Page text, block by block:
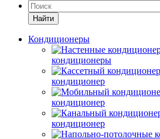
Кондиционеры
кондиционеры
кондиционер
кондиционер
кондиционер